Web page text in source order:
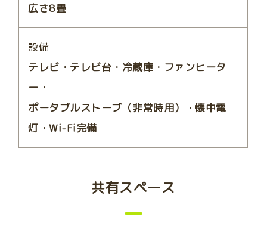
広さ8畳
設備
テレビ・テレビ台・冷蔵庫・ファンヒータ
ー・
ポータブルストーブ（非常時用）・懐中電
灯・Wi-Fi完備
共有スペース